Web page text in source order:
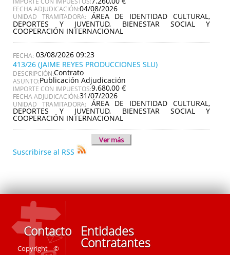
FECHA ADJUDICACIÓN:04/08/2026
UNIDAD TRAMITADORA: ÁREA DE IDENTIDAD CULTURAL,
DEPORTES Y JUVENTUD, BIENESTAR SOCIAL Y
COOPERACIÓN INTERNACIONAL
03/08/2026 09:23
413/26 (JAIME REYES PRODUCCIONES SLU)
DESCRIPCIÓN:Contrato
ASUNTO:Publicación Adjudicación
IMPORTE CON IMPUESTOS:9.680,00 €
FECHA ADJUDICACIÓN:31/07/2026
UNIDAD TRAMITADORA: ÁREA DE IDENTIDAD CULTURAL,
DEPORTES Y JUVENTUD, BIENESTAR SOCIAL Y
COOPERACIÓN INTERNACIONAL
Ver más
Suscribirse al RSS
Contacto
Copyright ©
Entidades
Contratantes